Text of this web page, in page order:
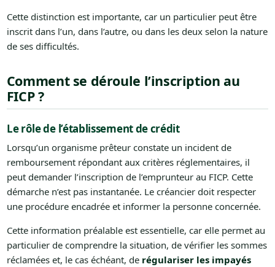
Cette distinction est importante, car un particulier peut être
inscrit dans l’un, dans l’autre, ou dans les deux selon la nature
de ses difficultés.
Comment se déroule l’inscription au
FICP ?
Le rôle de l’établissement de crédit
Lorsqu’un organisme prêteur constate un incident de
remboursement répondant aux critères réglementaires, il
peut demander l’inscription de l’emprunteur au FICP. Cette
démarche n’est pas instantanée. Le créancier doit respecter
une procédure encadrée et informer la personne concernée.
Cette information préalable est essentielle, car elle permet au
particulier de comprendre la situation, de vérifier les sommes
réclamées et, le cas échéant, de régulariser les impayés